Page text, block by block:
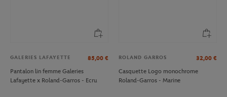
GALERIES LAFAYETTE 85,00 €
Pantalon lin femme Galeries
Lafayette x Roland-Garros - Ecru
ROLAND GARROS 32,00 €
Casquette Logo monochrome
Roland-Garros - Marine